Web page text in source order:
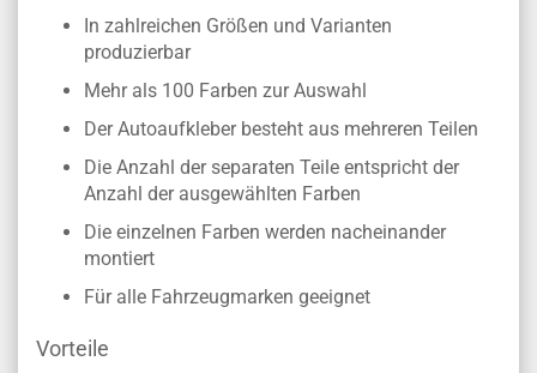
In zahlreichen Größen und Varianten
produzierbar
Mehr als 100 Farben zur Auswahl
Der Autoaufkleber besteht aus mehreren Teilen
Die Anzahl der separaten Teile entspricht der
Anzahl der ausgewählten Farben
Die einzelnen Farben werden nacheinander
montiert
Für alle Fahrzeugmarken geeignet
Vorteile